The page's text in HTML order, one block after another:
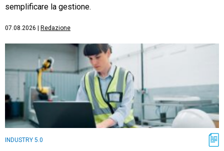
semplificare la gestione.
07.08.2026 Redazione
INDUSTRY 5.0